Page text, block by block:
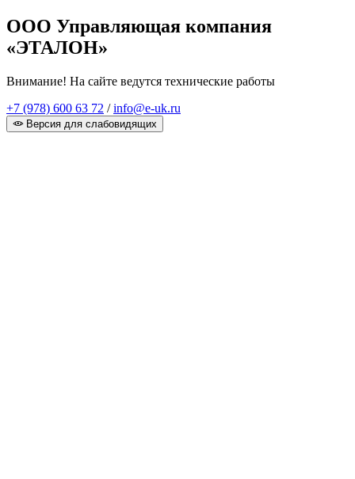
ООО Управляющая компания
«ЭТАЛОН»
Внимание! На сайте ведутся технические работы
+7 (978) 600 63 72 / info@e-uk.ru
Версия для слабовидящих